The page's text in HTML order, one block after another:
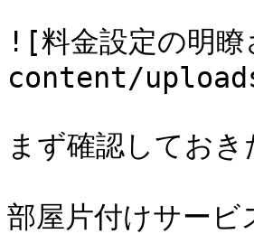
![料金設定の
content/
まず確認してお
部屋片付けサー